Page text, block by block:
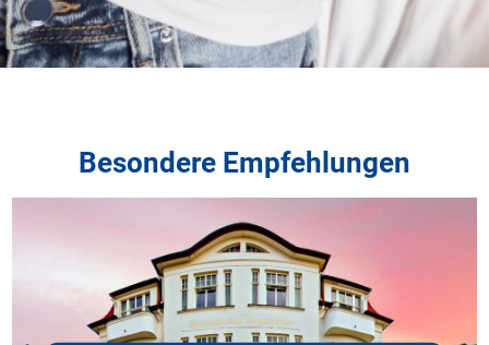
Besondere Empfehlungen